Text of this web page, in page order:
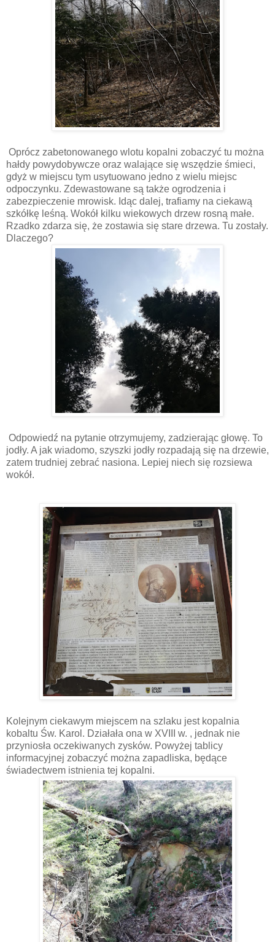
Oprócz zabetonowanego wlotu kopalni zobaczyć tu można
hałdy powydobywcze oraz walające się wszędzie śmieci,
gdyż w miejscu tym usytuowano jedno z wielu miejsc
odpoczynku. Zdewastowane są także ogrodzenia i
zabezpieczenie mrowisk. Idąc dalej, trafiamy na ciekawą
szkółkę leśną. Wokół kilku wiekowych drzew rosną małe.
Rzadko zdarza się, że zostawia się stare drzewa. Tu zostały.
Dlaczego?
Odpowiedź na pytanie otrzymujemy, zadzierając głowę. To
jodły. A jak wiadomo, szyszki jodły rozpadają się na drzewie,
zatem trudniej zebrać nasiona. Lepiej niech się rozsiewa
wokół.
Kolejnym ciekawym miejscem na szlaku jest kopalnia
kobaltu Św. Karol. Działała ona w XVIII w. , jednak nie
przyniosła oczekiwanych zysków. Powyżej tablicy
informacyjnej zobaczyć można zapadliska, będące
świadectwem istnienia tej kopalni.